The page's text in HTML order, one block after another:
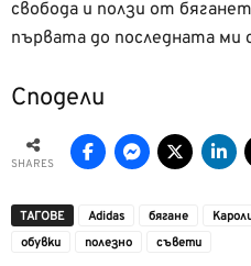
свобода и ползи от
първата до последната ми
Сподели
SHARES
ТАГОВЕ Adidas бягане
обувки
полезно съвети